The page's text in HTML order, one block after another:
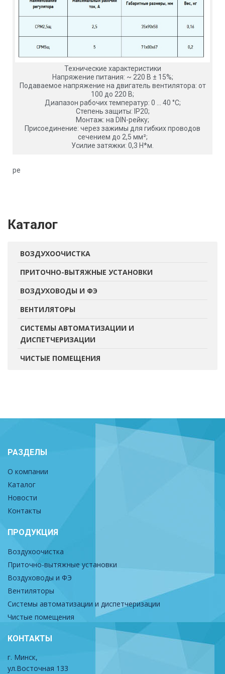
Технические характеристики
Напряжение питания: ~ 220 В ± 15%;
Подаваемое напряжение на двигатель вентилятора: от
100 до 220 В;
Диапазон рабочих температур: 0 … 40 °С;
Степень защиты: IP20;
Монтаж: на DIN-рейку;
Присоединение: через зажимы для гибких проводов
сечением до 2,5 мм²;
Усилие затяжки: 0,3 Н*м.
ре
Каталог
ВОЗДУХООЧИСТКА
ПРИТОЧНО-ВЫТЯЖНЫЕ УСТАНОВКИ
ВОЗДУХОВОДЫ И ФЭ
ВЕНТИЛЯТОРЫ
СИСТЕМЫ АВТОМАТИЗАЦИИ И
ДИСПЕТЧЕРИЗАЦИИ
ЧИСТЫЕ ПОМЕЩЕНИЯ
РАЗДЕЛЫ
О компании
Каталог
Новости
Контакты
ПРОДУКЦИЯ
Воздухоочистка
Приточно-вытяжные установки
Воздуховоды и ФЭ
Вентиляторы
Системы автоматизации и диспетчеризации
Чистые помещения
КОНТАКТЫ
г. Минск,
ул.Восточная 133